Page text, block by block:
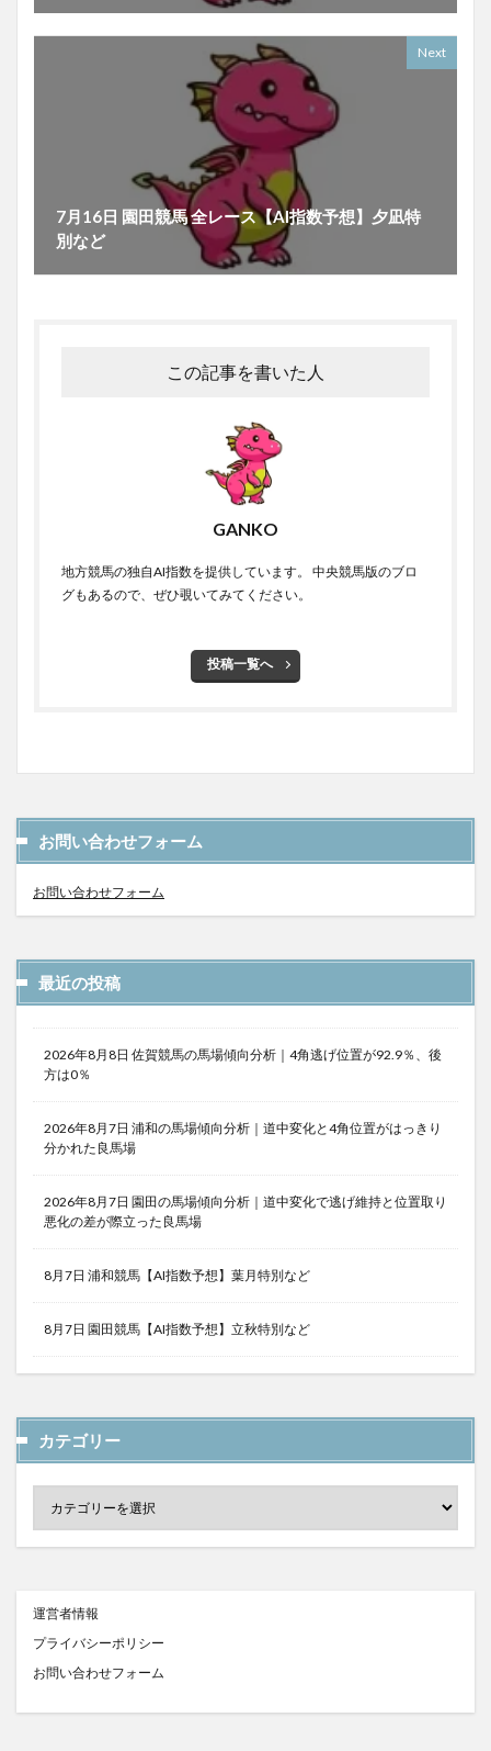
Next
7月16日 園田競馬 全レース【AI指数予想】夕凪特
別など
この記事を書いた人
GANKO
地方競馬の独自AI指数を提供しています。 中央競馬版のブロ
グもあるので、ぜひ覗いてみてください。
投稿一覧へ
お問い合わせフォーム
お問い合わせフォーム
最近の投稿
2026年8月8日 佐賀競馬の馬場傾向分析｜4角逃げ位置が92.9％、後
方は0％
2026年8月7日 浦和の馬場傾向分析｜道中変化と4角位置がはっきり
分かれた良馬場
2026年8月7日 園田の馬場傾向分析｜道中変化で逃げ維持と位置取り
悪化の差が際立った良馬場
8月7日 浦和競馬【AI指数予想】葉月特別など
8月7日 園田競馬【AI指数予想】立秋特別など
カテゴリー
運営者情報
プライバシーポリシー
お問い合わせフォーム